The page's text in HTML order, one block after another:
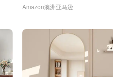
Amazon澳洲亚马逊